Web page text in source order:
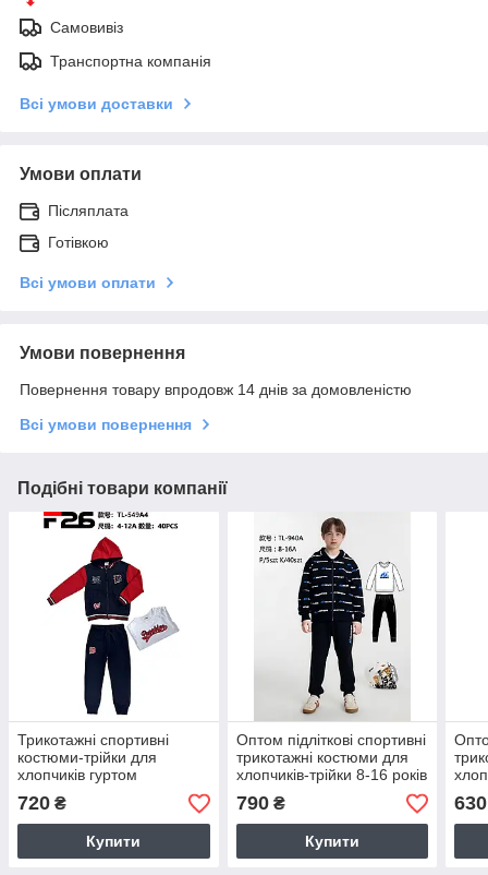
Самовивіз
Транспортна компанія
Всі умови доставки
Умови оплати
Післяплата
Готівкою
Всі умови оплати
Умови повернення
Повернення товару впродовж 14 днів за домовленістю
Всі умови повернення
Подібні товари компанії
Трикотажні спортивні
костюми-трійки для
хлопчиків гуртом
720 ₴
Купити
Оптом підліткові спортивні
трикотажні костюми для
хлопчиків-трійки 8-16 років
790₴
Купити
630